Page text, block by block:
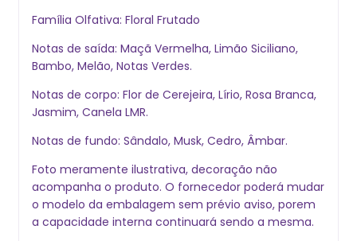
Família Olfativa: Floral Frutado
Notas de saída: Maçã Vermelha, Limão Siciliano,
Bambo, Melão, Notas Verdes.
Notas de corpo: Flor de Cerejeira, Lírio, Rosa Branca,
Jasmim, Canela LMR.
Notas de fundo: Sândalo, Musk, Cedro, Âmbar.
Foto meramente ilustrativa, decoração não
acompanha o produto. O fornecedor poderá mudar
o modelo da embalagem sem prévio aviso, porem
a capacidade interna continuará sendo a mesma.